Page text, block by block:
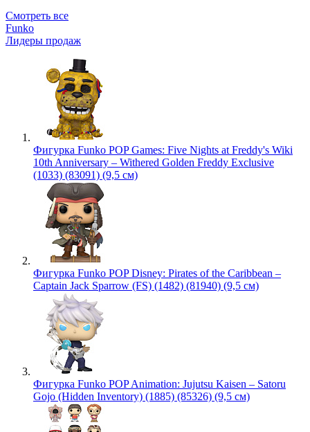
Смотреть все
Funko
Лидеры продаж
Фигурка Funko POP Games: Five Nights at Freddy's Wiki
10th Anniversary – Withered Golden Freddy Exclusive
(1033) (83091) (9,5 см)
Фигурка Funko POP Disney: Pirates of the Caribbean –
Captain Jack Sparrow (FS) (1482) (81940) (9,5 см)
Фигурка Funko POP Animation: Jujutsu Kaisen – Satoru
Gojo (Hidden Inventory) (1885) (85326) (9,5 см)